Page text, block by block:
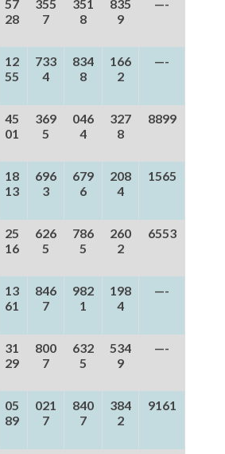
57
28
355
7
351
8
835
9
—-
12
55
733
4
834
8
166
2
—-
45
01
369
5
046
4
327
8
8899
18
13
696
3
679
6
208
4
1565
25
16
626
5
786
5
260
2
6553
13
61
846
7
982
1
198
4
—-
31
29
800
7
632
5
534
9
—-
05
89
021
7
840
7
384
2
9161